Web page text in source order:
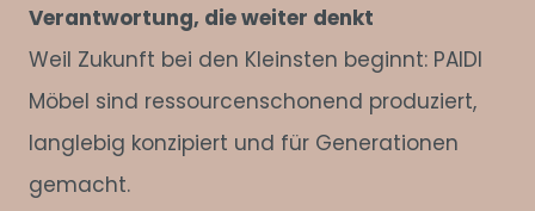
Verantwortung, die weiter denkt
Weil Zukunft bei den Kleinsten beginnt: PAIDI
Möbel sind ressourcenschonend produziert,
langlebig konzipiert und für Generationen
gemacht.